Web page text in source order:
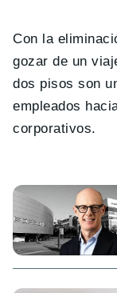
Con la
gozar de un
dos pisos son
empleados
corporativos.